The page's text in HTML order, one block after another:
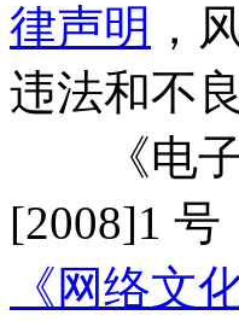
律声明 ，
违法和不
《电子
[2008]1 号
《网络文